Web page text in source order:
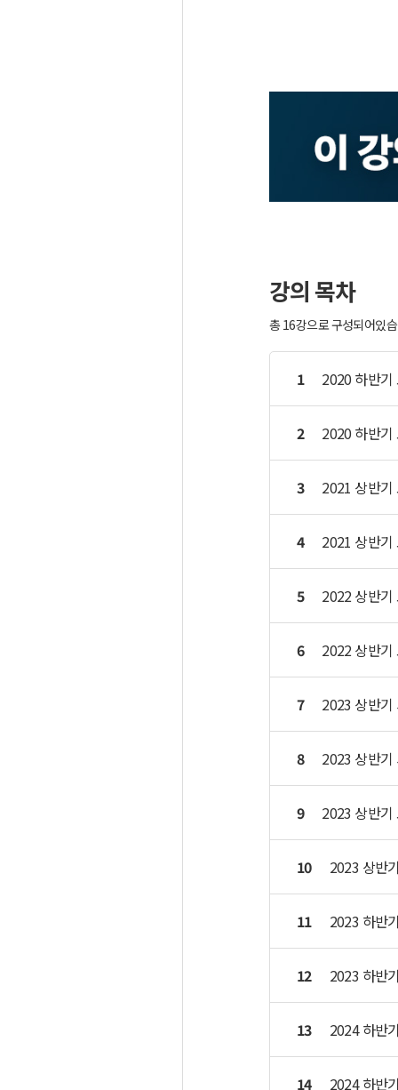
강의 목차
총 16강으로 구성되어있
1 2020 하반
2 2020 하반
3 2021 상반
4 2021 상반
5 2022 상반
6 2022 상반
7 2023 상반
8 2023 상반
9 2023 상반
10 2023 상반
11 2023 하반
12 2023 하반
13 2024 하반
14 2024 하반